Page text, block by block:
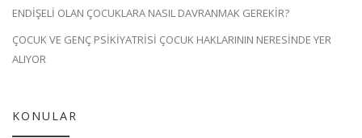
ENDİŞELİ OLAN ÇOCUKLARA NASIL DAVRANMAK GEREKİR?
ÇOCUK VE GENÇ PSİKİYATRİSİ ÇOCUK HAKLARININ NERESİNDE YER
ALIYOR
KONULAR